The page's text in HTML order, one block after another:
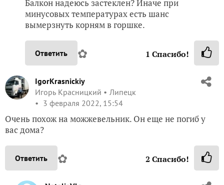
Балкон надеюсь застеклен? Иначе при
минусовых температурах есть шанс
вымерзнуть корням в горшке.
Ответить ✿ 1 Спасибо!
IgorKrasnickiy
Игорь Красницкий
Липецк
3 февраля 2022, 15:54
Очень похож на можжевельник. Он еще не погиб у
вас дома?
Ответить ✿ 2 Спасибо!